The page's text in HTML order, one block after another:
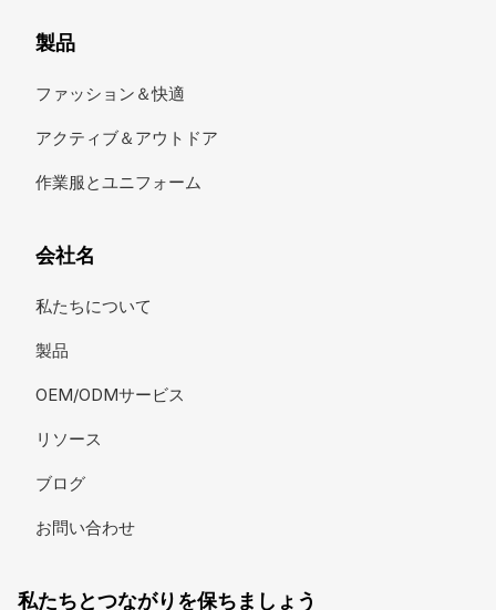
製品
ファッション＆快適
アクティブ＆アウトドア
作業服とユニフォーム
会社名
私たちについて
製品
OEM/ODMサービス
リソース
ブログ
お問い合わせ
私たちとつながりを保ちましょう